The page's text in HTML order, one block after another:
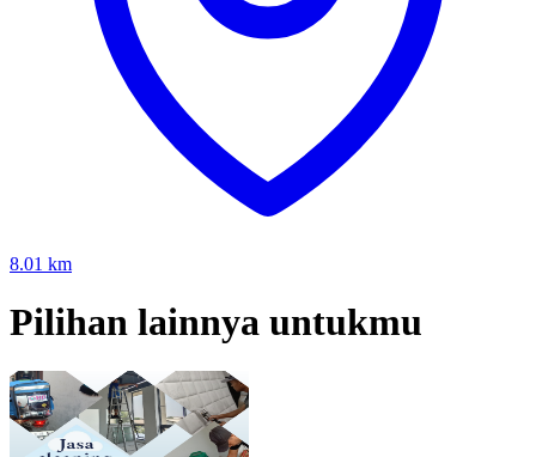
8.01 km
Pilihan lainnya untukmu